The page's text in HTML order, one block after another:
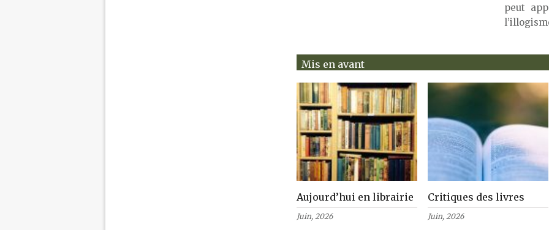
peut
Mis en avant
Aujourd’hui en librairie
Juin, 2026
Critiques des livres
Juin, 2026